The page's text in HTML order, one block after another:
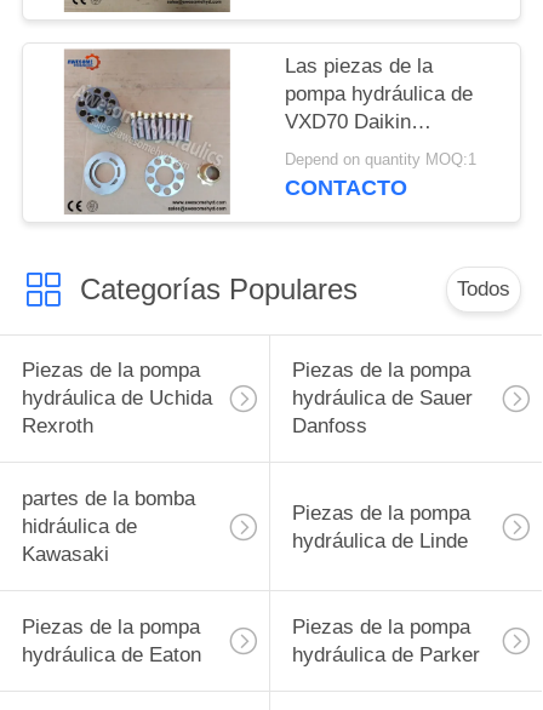
Las piezas de la
pompa hydráulica de
VXD70 Daikin
echaron/las piezas de
recambio materiales
Depend on quantity MOQ:1
CONTACTO
Categorías Populares Todos
Piezas de la pompa
hydráulica de Uchida
Rexroth
Piezas de la pompa
hydráulica de Sauer
Danfoss
partes de la bomba
hidráulica de
Kawasaki
Piezas de la pompa
hydráulica de Linde
Piezas de la pompa
hydráulica de Eaton
Piezas de la pompa
hydráulica de Parker